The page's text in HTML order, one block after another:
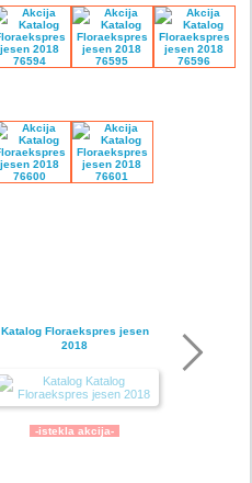
Katalog Floraekspres jesen
2018
-istekla akcija-